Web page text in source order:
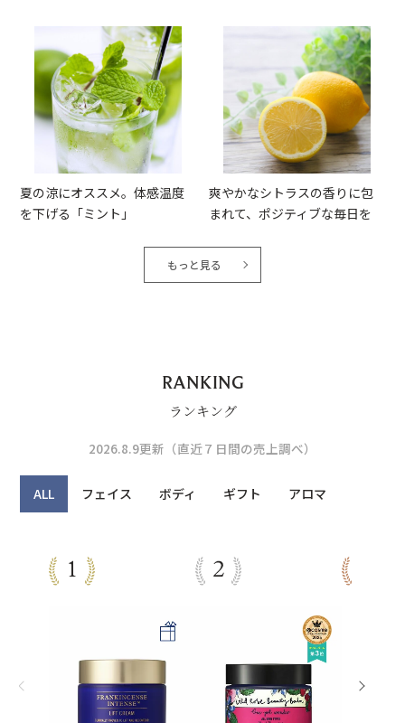
夏の涼にオススメ。体感温度
を下げる「ミント」
爽やかなシトラスの香りに包
まれて、ポジティブな毎日を
もっと見る
RANKING
ランキング
2026.8.9更新（直近７日間の売上調べ）
ALL フェイス ボディ ギフト アロマ